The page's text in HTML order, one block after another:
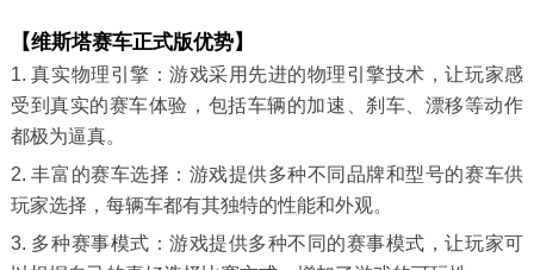
【维斯塔赛车正式版优势】
1. 真实物理引擎：游戏采用先进的物理引擎技术，让玩家感
受到真实的赛车体验，包括车辆的加速、刹车、漂移等动作
都极为逼真。
2. 丰富的赛车选择：游戏提供多种不同品牌和型号的赛车供
玩家选择，每辆车都有其独特的性能和外观。
3. 多种赛事模式：游戏提供多种不同的赛事模式，让玩家可